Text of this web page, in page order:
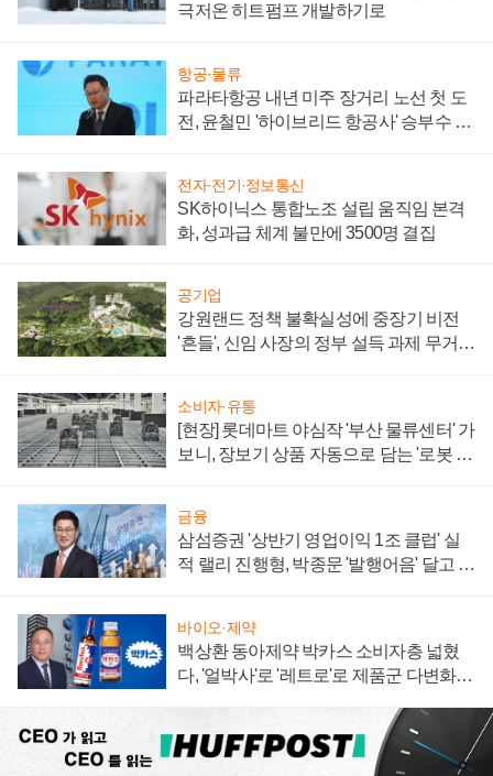
극저온 히트펌프 개발하기로
항공·물류
파라타항공 내년 미주 장거리 노선 첫 도
전, 윤철민 '하이브리드 항공사' 승부수 통
전자·전기·정보통신
SK하이닉스 통합노조 설립 움직임 본격
화, 성과급 체계 불만에 3500명 결집
공기업
강원랜드 정책 불확실성에 중장기 비전
'흔들', 신임 사장의 정부 설득 과제 무거워
소비자·유통
[현장] 롯데마트 야심작 '부산 물류센터' 가
보니, 장보기 상품 자동으로 담는 '로봇 40
금융
삼섬증권 '상반기 영업이익 1조 클럽' 실
적 랠리 진행형, 박종문 '발행어음' 달고 연
바이오·제약
백상환 동아제약 박카스 소비자층 넓혔
다, '얼박사'로 '레트로'로 제품군 다변화